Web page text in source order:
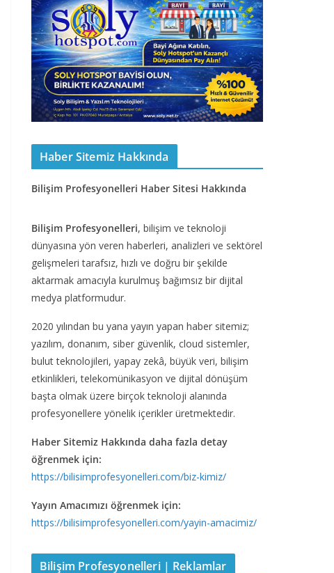
Haber Sitemiz Hakkında
Bilişim Profesyonelleri Haber Sitesi Hakkında
Bilişim Profesyonelleri, bilişim ve teknoloji
dünyasına yön veren haberleri, analizleri ve sektörel
gelişmeleri tarafsız, hızlı ve doğru bir şekilde
aktarmak amacıyla kurulmuş bağımsız bir dijital
medya platformudur.
2020 yılından bu yana yayın yapan haber sitemiz;
yazılım, donanım, siber güvenlik, cloud sistemler,
bulut teknolojileri, yapay zekâ, büyük veri, bilişim
etkinlikleri, telekomünikasyon ve dijital dönüşüm
başta olmak üzere birçok teknoloji alanında
profesyonellere yönelik içerikler üretmektedir.
Haber Sitemiz Hakkında daha fazla detay
öğrenmek için:
https://bilisimprofesyonelleri.com/biz-kimiz/
Yayın Amacımızı öğrenmek için:
https://bilisimprofesyonelleri.com/yayin-amacimiz/
Bilişim Profesyonelleri | Reklamlar